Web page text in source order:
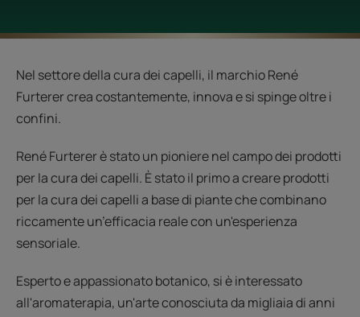
Nel settore della cura dei capelli, il marchio René
Furterer crea costantemente, innova e si spinge oltre i
confini.
René Furterer è stato un pioniere nel campo dei prodotti
per la cura dei capelli. È stato il primo a creare prodotti
per la cura dei capelli a base di piante che combinano
riccamente un’efficacia reale con un'esperienza
sensoriale.
Esperto e appassionato botanico, si è interessato
all'aromaterapia, un'arte conosciuta da migliaia di anni